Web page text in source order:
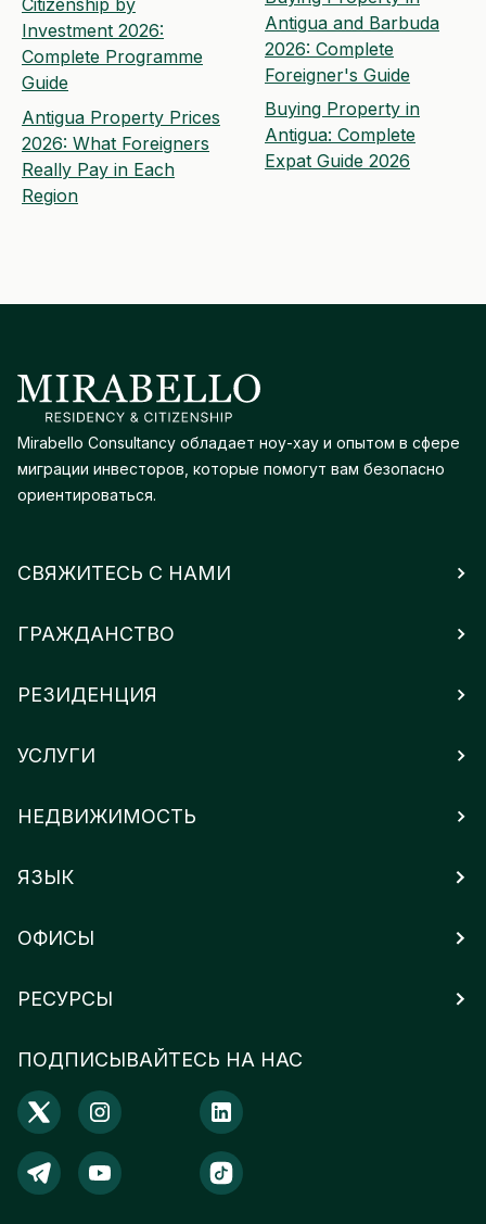
Citizenship by
Investment 2026:
Complete Programme
Guide
Antigua Property Prices
2026: What Foreigners
Really Pay in Each
Region
Antigua and Barbuda
2026: Complete
Foreigner's Guide
Buying Property in
Antigua: Complete
Expat Guide 2026
Mirabello Consultancy обладает ноу-хау и опытом в сфере
миграции инвесторов, которые помогут вам безопасно
ориентироваться.
СВЯЖИТЕСЬ С НАМИ
ГРАЖДАНСТВО
РЕЗИДЕНЦИЯ
УСЛУГИ
НЕДВИЖИМОСТЬ
ЯЗЫК
ПОДПИСЫВАЙТЕСЬ НА НАС
ОФИСЫ
РЕСУРСЫ